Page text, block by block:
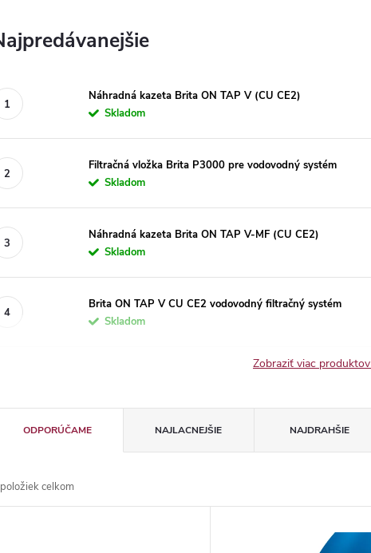
Náhradná kazeta Brita ON TAP V (CU CE2)
Skladom
Filtračná vložka Brita P3000 pre vodovodný systém
Skladom
Náhradná kazeta Brita ON TAP V-MF (CU CE2)
Skladom
Brita ON TAP V CU CE2 vodovodný filtračný systém
Skladom
Zobraziť viac produktov
ODPORÚČAME NAJLACNEJŠIE NAJDRAHŠIE
položiek celkom